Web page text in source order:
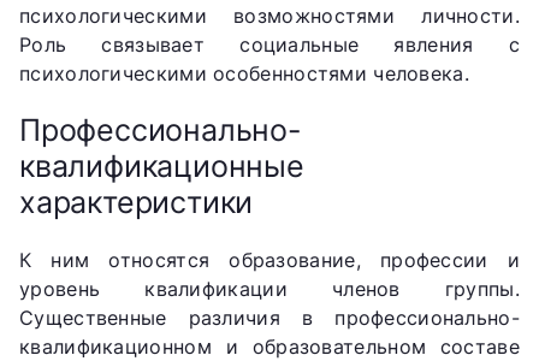
психологическими возможностями личности.
Роль связывает социальные явления с
психологическими особенностями человека.
Профессионально-
квалификационные
характеристики
К ним относятся образование, профессии и
уровень квалификации членов группы.
Существенные различия в профессионально-
квалификационном и образовательном составе